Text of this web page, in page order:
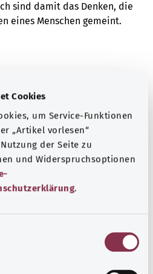
Cookies
um Service-Funktionen
„Artikel vorlesen“
der Seite zu
und Widerspruchsoptionen
.
sind damit das Denken, die
eines Menschen gemeint.